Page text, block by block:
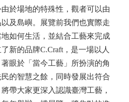
於場地的特殊性，觀者可以由
及島嶼。展覽前我們也實際走
如何生活，並結合工藝來完成
新的品牌C.Craft，是一場以人
眼於「當今工藝」所扮演的角
的智慧之餘，同時發展出符合
帶大家更深入認識臺灣工藝，